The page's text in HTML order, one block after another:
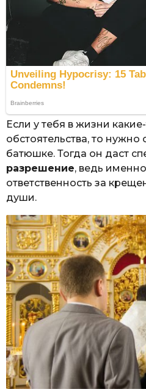
Если у тебя в жизни
обстоятельства, то
батюшке. Тогда он даст
разрешение, ведь
ответственность за
души.